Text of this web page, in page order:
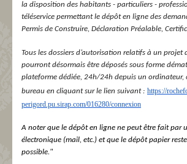
la disposition des habitants - particuliers -
téléservice permettant le dépôt en ligne des
Permis de Construire, Déclaration Préalable,
Tous les dossiers d’autorisation relatifs à un projet
pourront désormais être déposés sous forme
plateforme dédiée, 24h/24h depuis un ordinateur,
bureau en cliquant sur le lien suivant : https://
perigord.pu.sirap.com/016280/connexion
A noter que le dépôt en ligne ne peut être fait par
électronique (mail, etc.) et que le dépôt papier
possible."